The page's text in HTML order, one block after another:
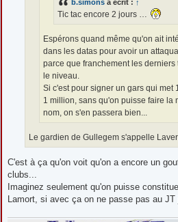
b.simons a écrit : ↑
Tic tac encore 2 jours …
Espérons quand même qu'on ait
dans les datas pour avoir un
parce que franchement les
le niveau.
Si c'est pour signer un gars qui met
1 million, sans qu'on puisse faire la
nom, on s'en passera bien...
Le gardien de Gullegem s'appelle
C'est à ça qu'on voit qu'on a encore un
clubs...
Imaginez seulement qu'on puisse
Lamort, si avec ça on ne passe pas au JT